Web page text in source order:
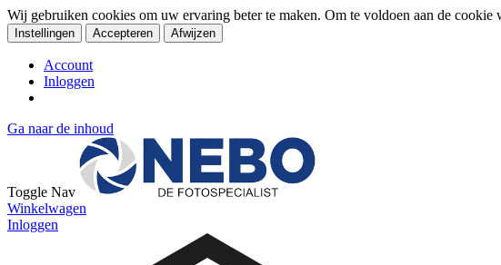
Wij gebruiken cookies om uw ervaring beter te maken. Om te voldoen aan de
Instellingen Accepteren Afwijzen
Account
Inloggen
Ga naar de inhoud
Toggle Nav
Winkelwagen
Inloggen